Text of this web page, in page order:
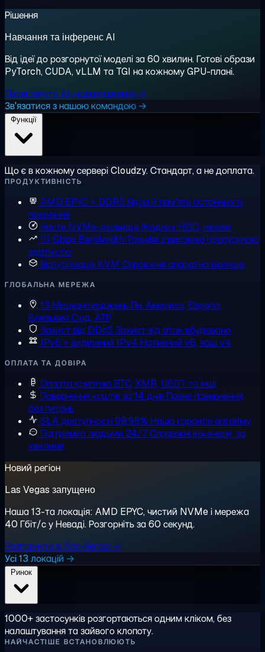
Рішення
Навчання та інференс AI
Від ідеї до розгорнутої моделі за 60 хвилин. Готові образи
PyTorch, CUDA, vLLM та TGI на кожному GPU-плані.
Переглянути AI-навантаження →
Зв'язатися з нашою командою →
Що є в кожному сервері Cloudzy. Стандарт, а не доплата.
ПРОДУКТИВНІСТЬ
AMD EPYC + DDR5 Ядра й пам'ять останнього
покоління
Чисте NVMe-сховищеЖодних HDD, ніколи
10 Gbps Bandwidth Тарифи з високою пропускною
здатністю
Віртуалізація KVM Справжня апаратна ізоляція
ГЛОБАЛЬНА МЕРЕЖА
13 Місцезнаходжень Пн. Америка, Європа,
Близький Схід, АТР
Захист від DDoS Захист від атак вбудовано
IPv6 + виділений IPv4 Нативний v6, ваш v4
ОПЛАТА ТА ДОВІРА
Оплата криптою BTC, XMR, USDT та інші
Повернення коштів за 14 днів Повне повернення,
без питань
SLA доступності 99,95% Наша гарантія аптайму
Підтримка людьми 24/7Справжні інженери, за
хвилини
Новий регіон
Las Vegas запущено
Наша 13-та локація: AMD EPYC, чистий NVMe і мережа
40 Гбіт/с у Неваді. Розгорніть за 60 секунд.
Розгорнути в Лас-Вегасі →
Усі 13 локацій →
1000+ застосунків розгортаються одним кліком, без
налаштування та зайвого клопоту.
НАЙЧАСТІШЕ ВСТАНОВЛЮЮТЬ